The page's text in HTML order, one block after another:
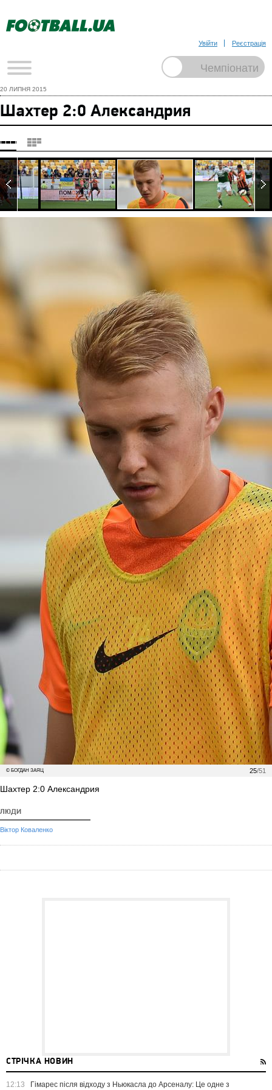
Увійти Реєстрація
20 ЛИПНЯ 2015
Шахтер 2:0 Александрия
25/51
© БОГДАН ЗАЯЦ
Шахтер 2:0 Александрия
ЛЮДИ
Віктор Коваленко
СТРІЧКА НОВИН
12:13 Гімарес після відходу з Ньюкасла до Арсеналу: Це одне з